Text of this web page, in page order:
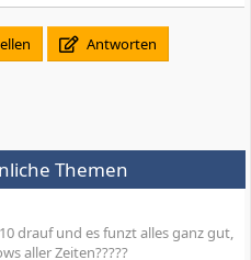
Antworten
Themen
drauf und es funzt alles ganz gut,
aller Zeiten?????